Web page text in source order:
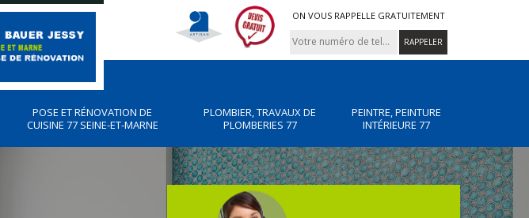
ON VOUS RAPPELLE GRATUITEMENT
POSE ET RÉNOVATION DE
CUISINE 77 SEINE-ET-MARNE
PLOMBIER, TRAVAUX DE
PLOMBERIES 77
PEINTRE, PEINTURE
INTÉRIEURE 77